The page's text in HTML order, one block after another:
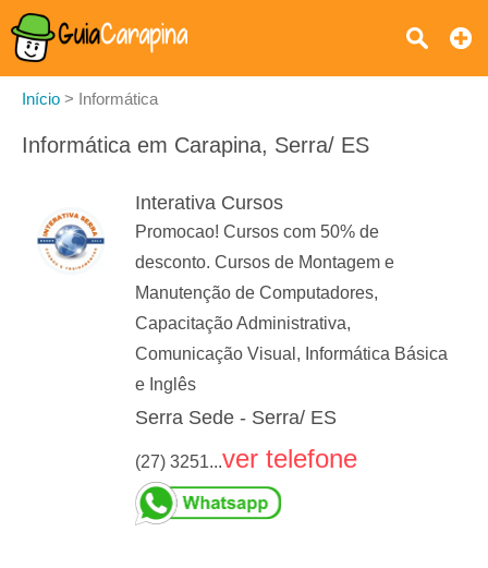
Início > Informática
Informática em Carapina, Serra/ ES
Interativa Cursos
Promocao! Cursos com 50% de
desconto. Cursos de Montagem e
Manutenção de Computadores,
Capacitação Administrativa,
Comunicação Visual, Informática Básica
e Inglês
Serra Sede - Serra/ ES
(27) 3251...ver telefone